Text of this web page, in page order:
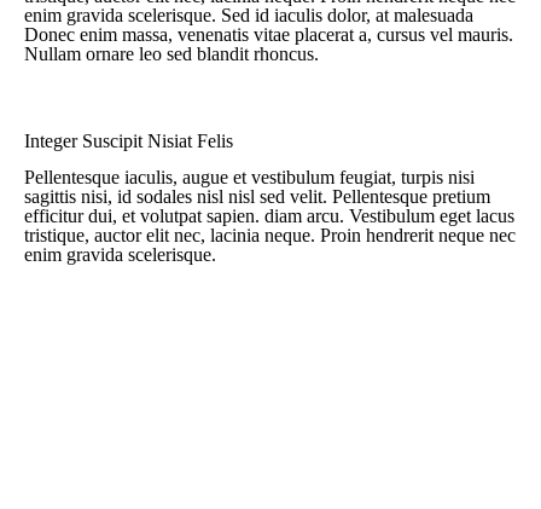
enim gravida scelerisque. Sed id iaculis dolor, at malesuada
Donec enim massa, venenatis vitae placerat a, cursus vel mauris.
Nullam ornare leo sed blandit rhoncus.
Integer Suscipit Nisiat Felis
Pellentesque iaculis, augue et vestibulum feugiat, turpis nisi
sagittis nisi, id sodales nisl nisl sed velit. Pellentesque pretium
efficitur dui, et volutpat sapien. diam arcu. Vestibulum eget lacus
tristique, auctor elit nec, lacinia neque. Proin hendrerit neque nec
enim gravida scelerisque.